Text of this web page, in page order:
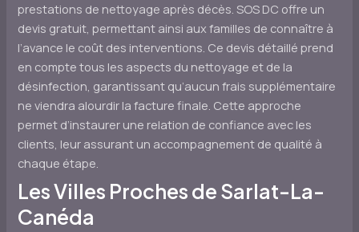
prestations de nettoyage après décès. SOS DC offre un
devis gratuit, permettant ainsi aux familles de connaître à
l’avance le coût des interventions. Ce devis détaillé prend
en compte tous les aspects du nettoyage et de la
désinfection, garantissant qu’aucun frais supplémentaire
ne viendra alourdir la facture finale. Cette approche
permet d’instaurer une relation de confiance avec les
clients, leur assurant un accompagnement de qualité à
chaque étape.
Les Villes Proches de Sarlat-La-
Canéda